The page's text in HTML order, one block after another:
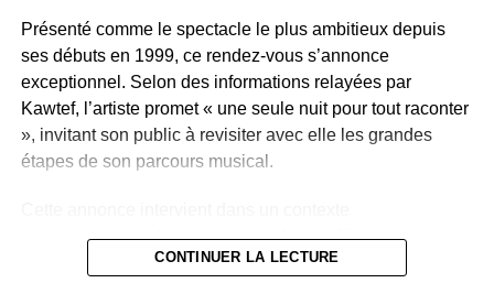
suite à cette exposition, l’a poussée à penser à la création
de sa marque.
Une marque est née
Après quelques années de recherche de soi et de
combinaison basée sur une connotation Glamour et de
séduction qui combine le mot « Afro » et celui d’«
Présenté comme le spectacle le plus ambitieux depuis
ses débuts en 1999, ce rendez-vous s’annonce
exceptionnel. Selon des informations relayées par
Kawtef, l’artiste promet « une seule nuit pour tout raconter
», invitant son public à revisiter avec elle les grandes
étapes de son parcours musical.
particulièrement dynamique pour la star. En novembre
2025, elle avait marqué les esprits avec la sortie d’un
CONTINUER LA LECTURE